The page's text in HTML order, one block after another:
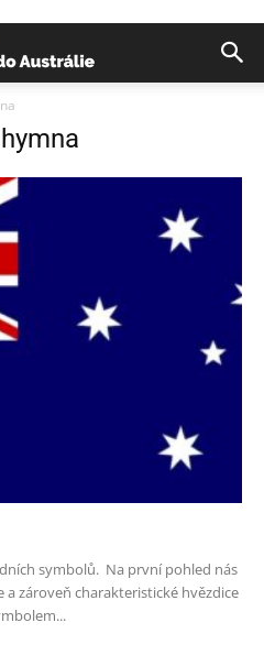
symbolů. Na první pohled nás
a zároveň charakteristické hvězdice